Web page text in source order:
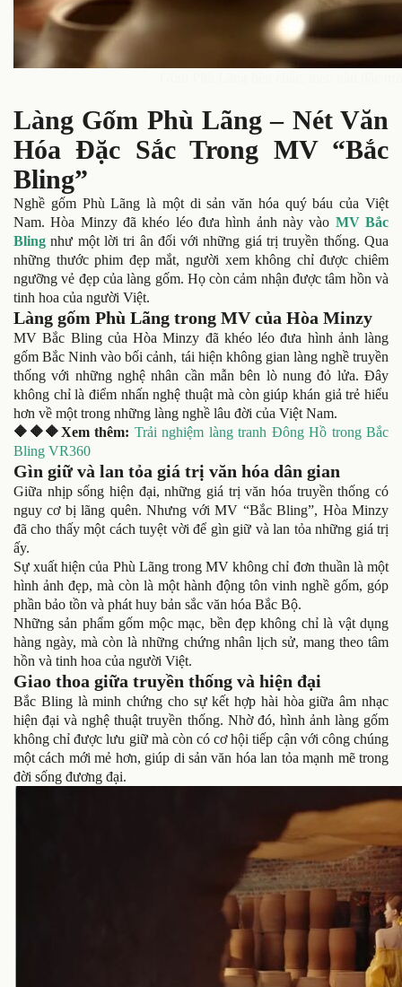
Làng Gốm Phù Lãng – Nét Văn
Hóa Đặc Sắc Trong MV “Bắc
Bling”
Nghề gốm Phù Lãng là một di sản văn hóa quý báu của Việt
Nam. Hòa Minzy đã khéo léo đưa hình ảnh này vào MV Bắc
Bling như một lời tri ân đối với những giá trị truyền thống. Qua
những thước phim đẹp mắt, người xem không chỉ được chiêm
ngưỡng vẻ đẹp của làng gốm. Họ còn cảm nhận được tâm hồn và
tinh hoa của người Việt.
Làng gốm Phù Lãng trong MV của Hòa Minzy
MV Bắc Bling của Hòa Minzy đã khéo léo đưa hình ảnh làng
gốm Bắc Ninh vào bối cảnh, tái hiện không gian làng nghề truyền
thống với những nghệ nhân cần mẫn bên lò nung đỏ lửa. Đây
không chỉ là điểm nhấn nghệ thuật mà còn giúp khán giả trẻ hiểu
hơn về một trong những làng nghề lâu đời của Việt Nam.
🔶🔶🔶Xem thêm: Trải nghiệm làng tranh Đông Hồ trong Bắc
Bling VR360
Gìn giữ và lan tỏa giá trị văn hóa dân gian
Giữa nhịp sống hiện đại, những giá trị văn hóa truyền thống có
nguy cơ bị lãng quên. Nhưng với MV “Bắc Bling”, Hòa Minzy
đã cho thấy một cách tuyệt vời để gìn giữ và lan tỏa những giá trị
ấy.
Sự xuất hiện của Phù Lãng trong MV không chỉ đơn thuần là một
hình ảnh đẹp, mà còn là một hành động tôn vinh nghề gốm, góp
phần bảo tồn và phát huy bản sắc văn hóa Bắc Bộ.
Những sản phẩm gốm mộc mạc, bền đẹp không chỉ là vật dụng
hàng ngày, mà còn là những chứng nhân lịch sử, mang theo tâm
hồn và tinh hoa của người Việt.
Giao thoa giữa truyền thống và hiện đại
Bắc Bling là minh chứng cho sự kết hợp hài hòa giữa âm nhạc
hiện đại và nghệ thuật truyền thống. Nhờ đó, hình ảnh làng gốm
không chỉ được lưu giữ mà còn có cơ hội tiếp cận với công chúng
một cách mới mẻ hơn, giúp di sản văn hóa lan tỏa mạnh mẽ trong
đời sống đương đại.